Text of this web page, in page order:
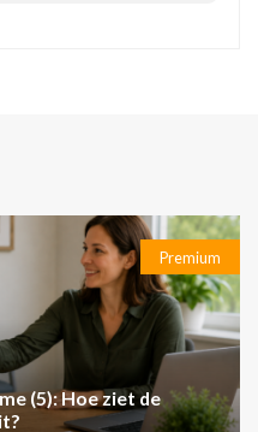
Premium
(5): Hoe ziet de